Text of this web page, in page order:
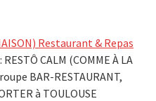
Restaurant & Repas
CALM (COMME À LA
BAR-RESTAURANT,
à TOULOUSE